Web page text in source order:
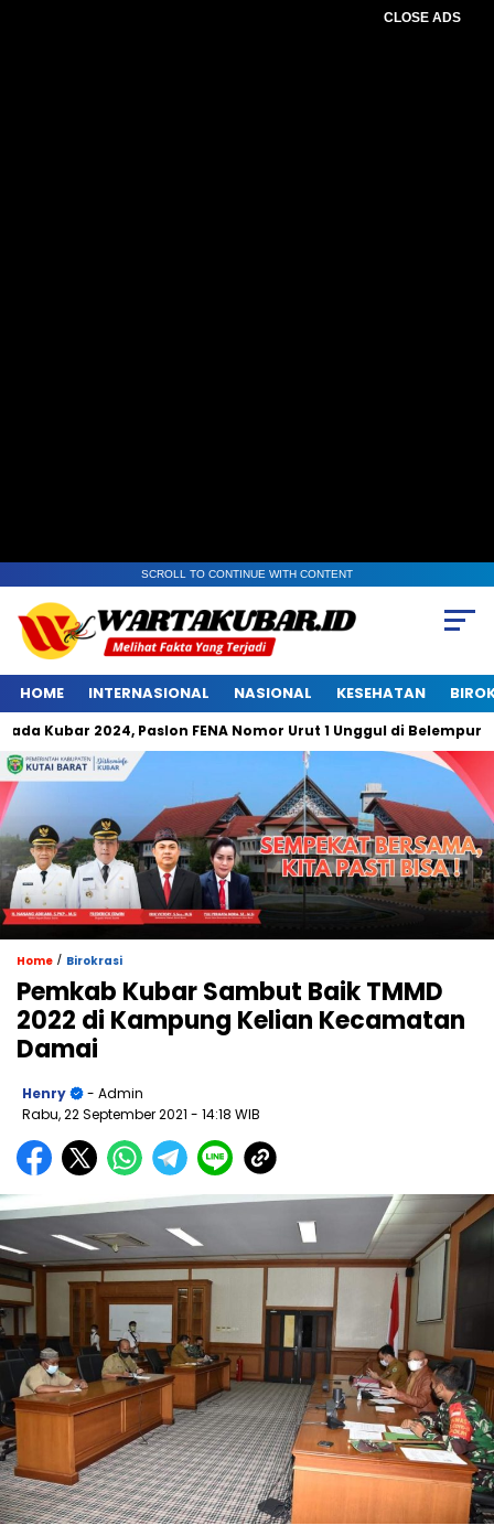
CLOSE ADS
SCROLL TO CONTINUE WITH CONTENT
HOME INTERNASIONAL NASIONAL KESEHATAN
Kubar 2024, Paslon FENA Nomor Urut 1 Unggul di Belempung
Home / Birokrasi
Pemkab Kubar Sambut Baik TMMD
2022 di Kampung Kelian Kecamatan
Damai
Henry
- Admin
Rabu, 22 September 2021 - 14:18 WIB